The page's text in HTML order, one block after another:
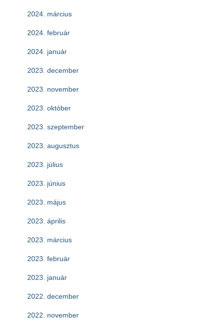
2024. március
2024. február
2024. január
2023. december
2023. november
2023. október
2023. szeptember
2023. augusztus
2023. július
2023. június
2023. május
2023. április
2023. március
2023. február
2023. január
2022. december
2022. november